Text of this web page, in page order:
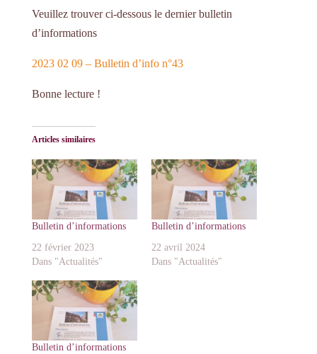
Veuillez trouver ci-dessous le dernier bulletin
d’informations
2023 02 09 – Bulletin d’info n°43
Bonne lecture !
Articles similaires
Bulletin d’informations
22 février 2023
Dans "Actualités"
Bulletin d’informations
22 avril 2024
Dans "Actualités"
Bulletin d’informations